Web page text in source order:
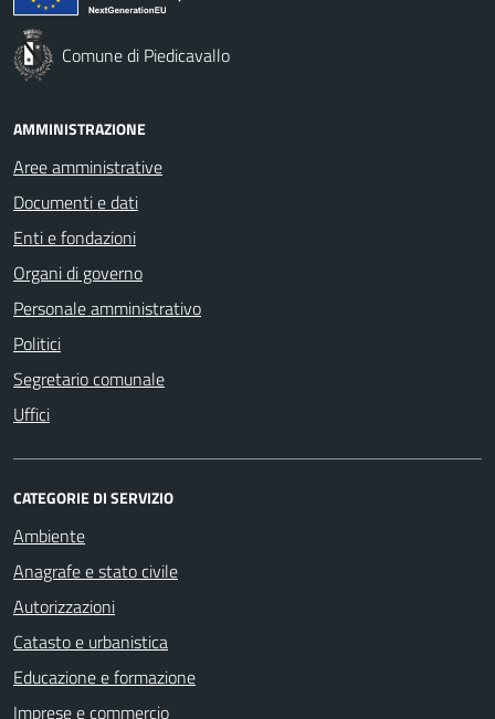
Comune di Piedicavallo
AMMINISTRAZIONE
Aree amministrative
Documenti e dati
Enti e fondazioni
Organi di governo
Personale amministrativo
Politici
Segretario comunale
Uffici
CATEGORIE DI SERVIZIO
Ambiente
Anagrafe e stato civile
Autorizzazioni
Catasto e urbanistica
Educazione e formazione
Imprese e commercio